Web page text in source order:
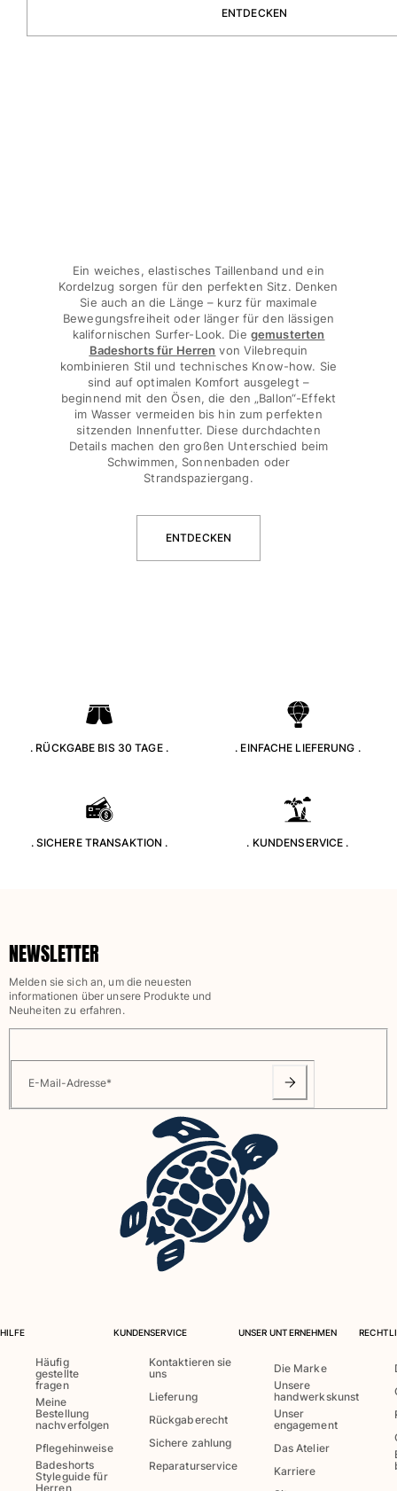
Sonnenbrille
Socken
Alle Accessoires Kinder anzeigen
Beutel
Alle Beutel anzeigen
Schuhe
Flip Flops
Loafer
Beachwear-Schuhe
Alle Strandspiele anzeigen
Schlüsselanhänger
Schmuck und Uhren
Inspirationen
DIE VILEBREQUIN-STRÄNDE
Retourenportal
Rückgaberecht
Häufig gestellte fragen
einen Store finden
Kontaktieren sie uns
Verfolgen Sie meine Bestellung
ENTDECKEN
Ein weiches, elastisches Taillenband und ein
Kordelzug sorgen für den perfekten Sitz. Denken
Sie auch an die Länge – kurz für maximale
Bewegungsfreiheit oder länger für den lässigen
kalifornischen Surfer-Look. Die gemusterten
Badeshorts für Herren von Vilebrequin
kombinieren Stil und technisches Know-how. Sie
sind auf optimalen Komfort ausgelegt –
beginnend mit den Ösen, die den „Ballon“-Effekt
im Wasser vermeiden bis hin zum perfekten
sitzenden Innenfutter. Diese durchdachten
Details machen den großen Unterschied beim
Schwimmen, Sonnenbaden oder
Strandspaziergang.
ENTDECKEN
. RÜCKGABE BIS 30 TAGE . . EINFACHE LIEFERUNG .
. SICHERE TRANSAKTION . . KUNDENSERVICE .
NEWSLETTER
Melden sie sich an, um die neuesten
informationen über unsere Produkte und
Neuheiten zu erfahren.
E-Mail-Adresse*
HILFE
Häufig
gestellte
fragen
Meine
Bestellung
nachverfolgen
Pflegehinweise
Badeshorts
Styleguide für
Herren
KUNDENSERVICE
Kontaktieren sie
uns
Lieferung
Rückgaberecht
Sichere zahlung
Reparaturservice
UNSER UNTERNEHMEN
Die Marke
Unsere
handwerkskunst
Unser
engagement
Das Atelier
Karriere